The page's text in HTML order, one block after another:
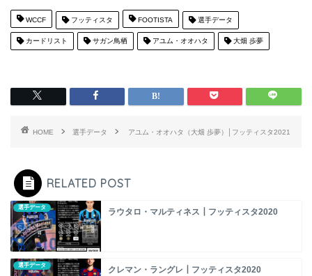
WCCF フッティスタ FOOTISTA 選手データ
カードリスト サガン鳥栖 アユム・オオハタ 大畑 歩夢
HOME 選手データ アユム・オオハタ（大畑 歩夢）│フッティスタ2021
RELATED POST
選手データ ラウタロ・マルティネス┃フッティスタ2020
選手データ クレマン・ラングレ┃フッティスタ2020